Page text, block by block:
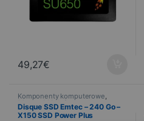
49,27€
Komponenty komputerowe
Disque SSD, Informatyka
Disque SSD Emtec – 240 Go –
X150 SSD Power Plus